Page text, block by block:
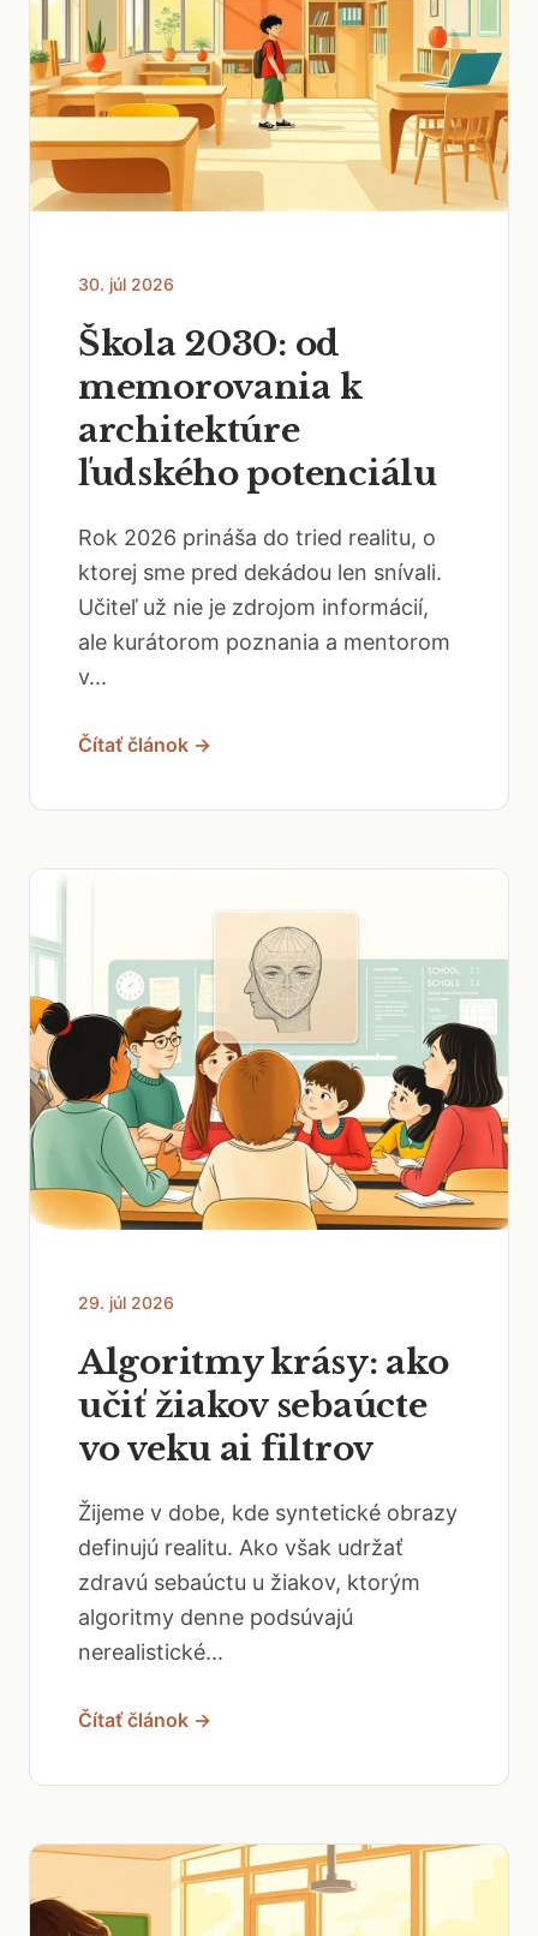
30. júl 2026
Škola 2030: od
memorovania k
architektúre
ľudského potenciálu
Rok 2026 prináša do tried realitu, o
ktorej sme pred dekádou len snívali.
Učiteľ už nie je zdrojom informácií,
ale kurátorom poznania a mentorom
v...
Čítať článok →
29. júl 2026
Algoritmy krásy: ako
učiť žiakov sebaúcte
vo veku ai filtrov
Žijeme v dobe, kde syntetické obrazy
definujú realitu. Ako však udržať
zdravú sebaúctu u žiakov, ktorým
algoritmy denne podsúvajú
nerealistické...
Čítať článok →